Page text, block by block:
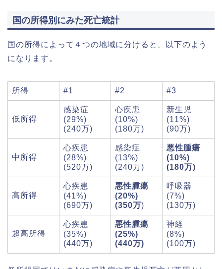
国の所得別にみた死亡統計
国の所得によって４つの地域に分けると、以下のよう
になります。
所得 #1 #2 #3
低所得
感染症
(29%)
(240万)
心疾患
(10%)
(180万)
新生児
(11%)
(90万)
中所得
心疾患
(28%)
(520万)
感染症
(13%)
(240万)
悪性腫瘍
(10%)
(180万)
高所得
心疾患
(41%)
(690万)
悪性腫瘍
(20%)
(350万)
呼吸器
(7%)
(130万)
超高所得
心疾患
(35%)
(440万)
悪性腫瘍
(25%)
(440万)
神経
(8%)
(100万)